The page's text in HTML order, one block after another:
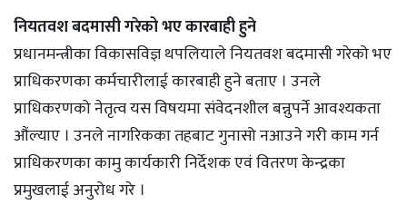
नियतवश बदमासी गरेको भए कारबाही हुने
प्रधानमन्त्रीका विकासविज्ञ थपलियाले नियतवश बदमासी गरेको भए
प्राधिकरणका कर्मचारीलाई कारबाही हुने बताए । उनले
प्राधिकरणको नेतृत्व यस विषयमा संवेदनशील बन्नुपर्ने आवश्यकता
औंल्याए । उनले नागरिकका तहबाट गुनासो नआउने गरी काम गर्न
प्राधिकरणका कामु कार्यकारी निर्देशक एवं वितरण केन्द्रका
प्रमुखलाई अनुरोध गरे ।